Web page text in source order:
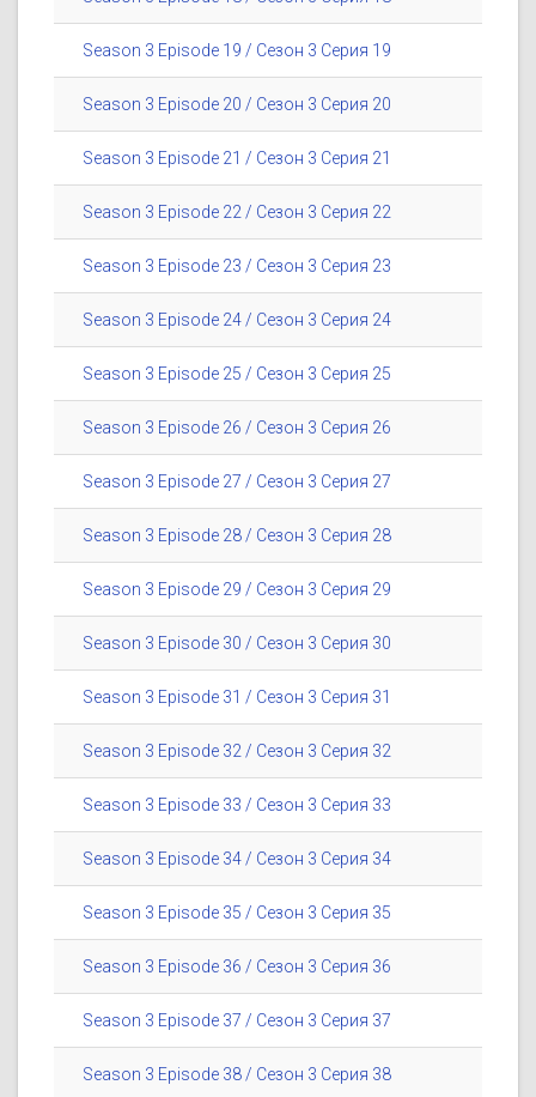
Season 3 Episode 19 / Сезон 3 Серия 19
Season 3 Episode 20 / Сезон 3 Серия 20
Season 3 Episode 21 / Сезон 3 Серия 21
Season 3 Episode 22 / Сезон 3 Серия 22
Season 3 Episode 23 / Сезон 3 Серия 23
Season 3 Episode 24 / Сезон 3 Серия 24
Season 3 Episode 25 / Сезон 3 Серия 25
Season 3 Episode 26 / Сезон 3 Серия 26
Season 3 Episode 27 / Сезон 3 Серия 27
Season 3 Episode 28 / Сезон 3 Серия 28
Season 3 Episode 29 / Сезон 3 Серия 29
Season 3 Episode 30 / Сезон 3 Серия 30
Season 3 Episode 31 / Сезон 3 Серия 31
Season 3 Episode 32 / Сезон 3 Серия 32
Season 3 Episode 33 / Сезон 3 Серия 33
Season 3 Episode 34 / Сезон 3 Серия 34
Season 3 Episode 35 / Сезон 3 Серия 35
Season 3 Episode 36 / Сезон 3 Серия 36
Season 3 Episode 37 / Сезон 3 Серия 37
Season 3 Episode 38 / Сезон 3 Серия 38